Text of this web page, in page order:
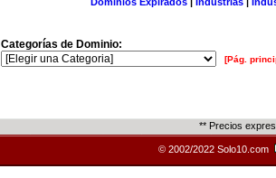
Categorías de Dominio:
[Pág.
** Precios
© 2002/2022 Solo10.com